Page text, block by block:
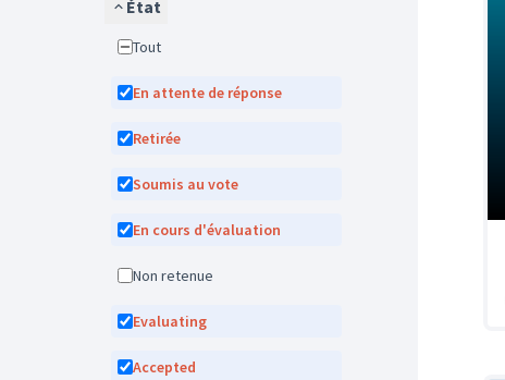
État
Tout
En attente de réponse
Retirée
Soumis au vote
En cours d'évaluation
Non retenue
Evaluating
Accepted